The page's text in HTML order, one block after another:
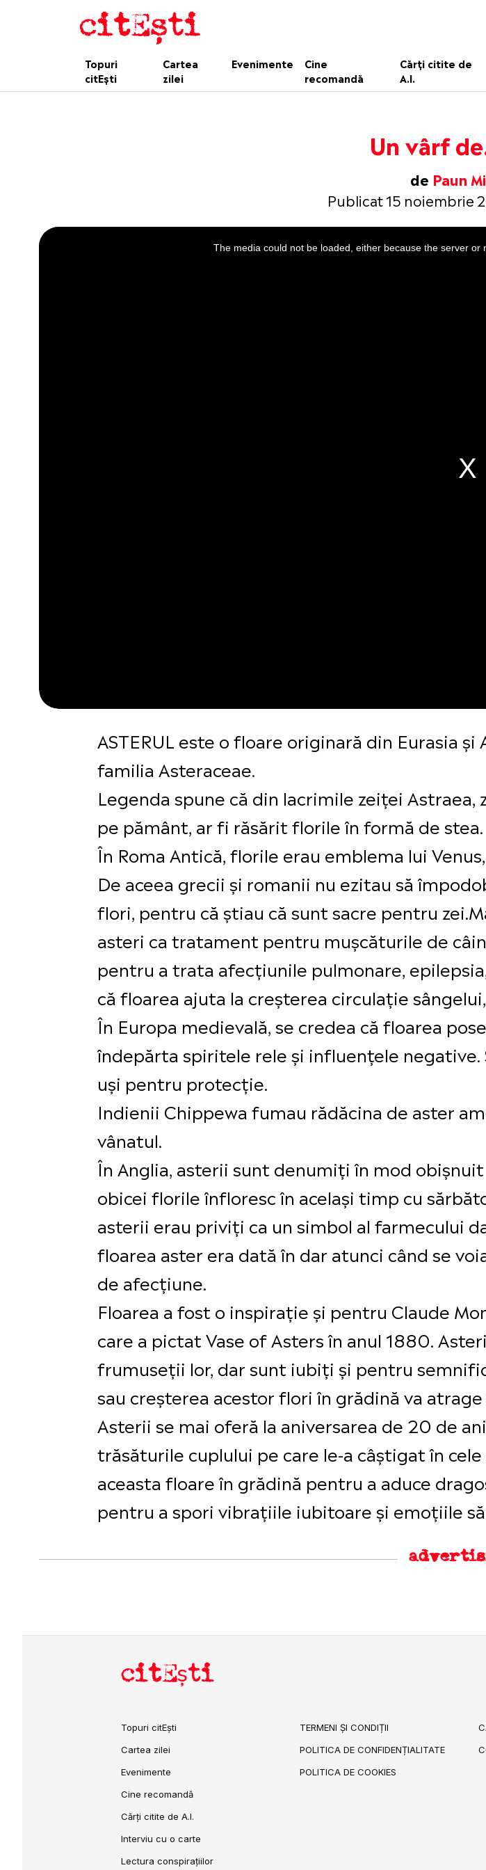
Topuri
citEști
Cartea
zilei
Evenimente
Cine
recomandă
Cărți citite de
A.I.
Un vârf
de Paun
Publicat 15 noiembrie
This
is
a
The media could not be loaded, either because the server or
ASTERUL este o floare originară din Eurasia
familia Asteraceae.
Legenda spune că din lacrimile zeiței
pe pământ, ar fi răsărit florile în formă de stea.
În Roma Antică, florile erau emblema lui
De aceea grecii și romanii nu ezitau să
flori, pentru că știau că sunt sacre pentru
asteri ca tratament pentru mușcăturile de
pentru a trata afecțiunile pulmonare,
că floarea ajuta la creșterea circulație
În Europa medievală, se credea că floarea
îndepărta spiritele rele și influențele negative.
uși pentru protecție.
Indienii Chippewa fumau rădăcina de aster
vânatul.
În Anglia, asterii sunt denumiți în mod
obicei florile înfloresc în același timp cu
asterii erau priviți ca un simbol al farmecului
floarea aster era dată în dar atunci când se
de afecțiune.
Floarea a fost o inspirație și pentru Claude
care a pictat Vase of Asters în anul 1880.
frumuseții lor, dar sunt iubiți și pentru
sau creșterea acestor flori în grădină va
Asterii se mai oferă la aniversarea de 20 de
trăsăturile cuplului pe care le-a câștigat în
aceasta floare în grădină pentru a aduce
pentru a spori vibrațiile iubitoare și emoțiile
citEști
Topuri citEști
Cartea zilei
Evenimente
Cine recomandă
Cărți citite de A.I.
Interviu cu o carte
Lectura conspirațiilor
TERMENI ȘI CONDIȚII
POLITICA DE CONFIDENȚIALITATE
POLITICA DE COOKIES